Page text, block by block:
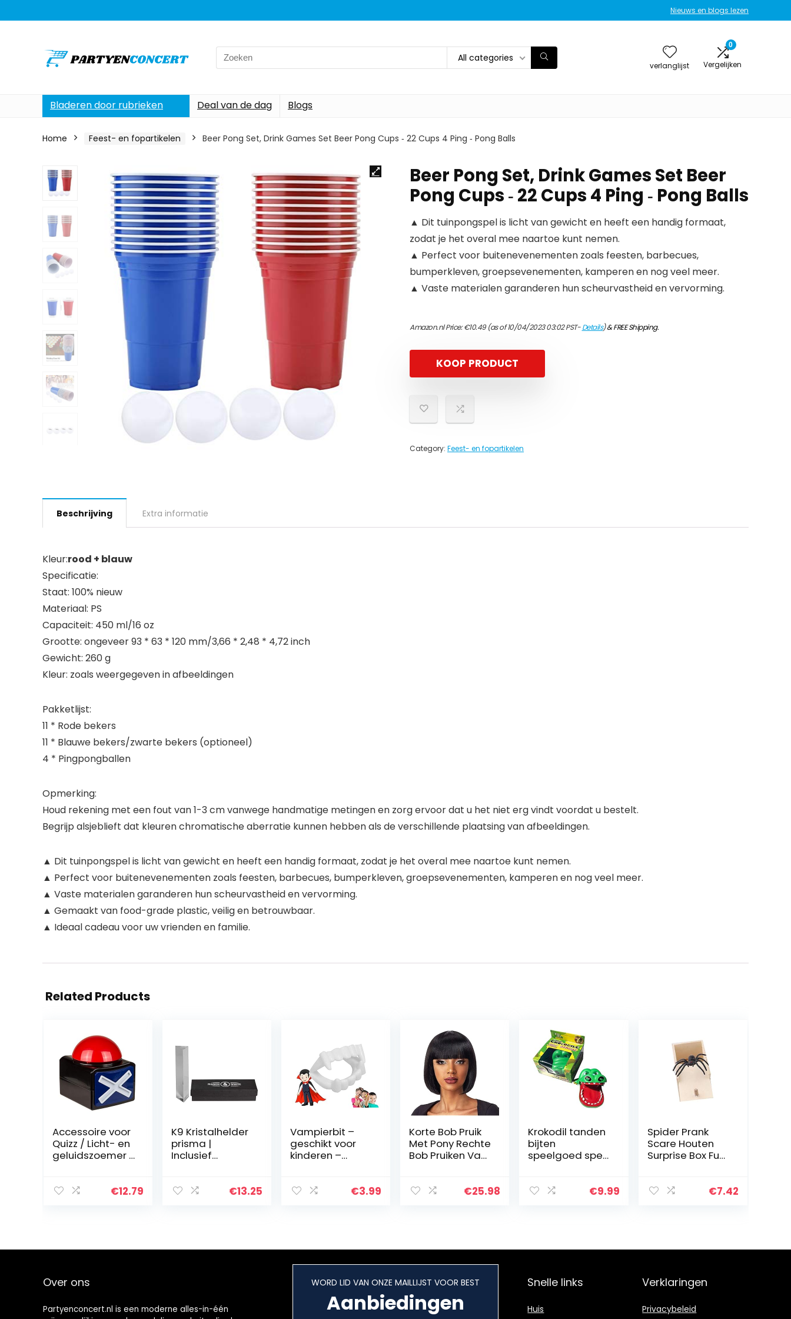
Nieuws en blogs lezen
Search
for:
All categories
verlanglijst
0
Vergelijken
Bladeren door rubrieken Deal van de dag Blogs
Home Feest- en fopartikelen Beer Pong Set, Drink Games Set Beer Pong Cups ‑ 22 Cups 4 Ping ‑ Pong Balls
Beer Pong Set, Drink Games Set Beer
Pong Cups ‑ 22 Cups 4 Ping ‑ Pong Balls
▲ Dit tuinpongspel is licht van gewicht en heeft een handig formaat,
zodat je het overal mee naartoe kunt nemen.
▲ Perfect voor buitenevenementen zoals feesten, barbecues,
bumperkleven, groepsevenementen, kamperen en nog veel meer.
▲ Vaste materialen garanderen hun scheurvastheid en vervorming.
Amazon.nl Price:€10.49(as of 10/04/2023 03:02 PST-Details)&FREE Shipping.
KOOP PRODUCT
Category: Feest- en fopartikelen
Beschrijving Extra informatie
Kleur:rood + blauw
Specificatie:
Staat: 100% nieuw
Materiaal: PS
Capaciteit: 450 ml/16 oz
Grootte: ongeveer 93 * 63 * 120 mm/3,66 * 2,48 * 4,72 inch
Gewicht: 260 g
Kleur: zoals weergegeven in afbeeldingen
Pakketlijst:
11 * Rode bekers
11 * Blauwe bekers/zwarte bekers (optioneel)
4 * Pingpongballen
Opmerking:
Houd rekening met een fout van 1-3 cm vanwege handmatige metingen en zorg ervoor dat u het niet erg vindt voordat u bestelt.
Begrijp alsjeblieft dat kleuren chromatische aberratie kunnen hebben als de verschillende plaatsing van afbeeldingen.
▲ Dit tuinpongspel is licht van gewicht en heeft een handig formaat, zodat je het overal mee naartoe kunt nemen.
▲ Perfect voor buitenevenementen zoals feesten, barbecues, bumperkleven, groepsevenementen, kamperen en nog veel meer.
▲ Vaste materialen garanderen hun scheurvastheid en vervorming.
▲ Gemaakt van food-grade plastic, veilig en betrouwbaar.
▲ Ideaal cadeau voor uw vrienden en familie.
Related Products
Accessoire voor
Quizz / Licht- en
geluidszoemer /
€12.79
K9 Kristalhelder
prisma |
Inclusief
driehoekige
en…
€13.25
Vampierbit –
geschikt voor
kinderen –
vampiertanden
€3.99
Korte Bob Pruik
Met Pony Rechte
Bob Pruiken Van
Geen Lace Front
€25.98
Krokodil tanden
bijten
speelgoed spel
spelletjes
€9.99
Spider Prank
Scare Houten
Surprise Box Fun
Favors
€7.42
Over ons
Partyenconcert.nl is een moderne alles-in-één
WORD LID VAN ONZE MAILLIJST VOOR BEST
Aanbiedingen
Snelle links
Huis
Verklaringen
Privacybeleid